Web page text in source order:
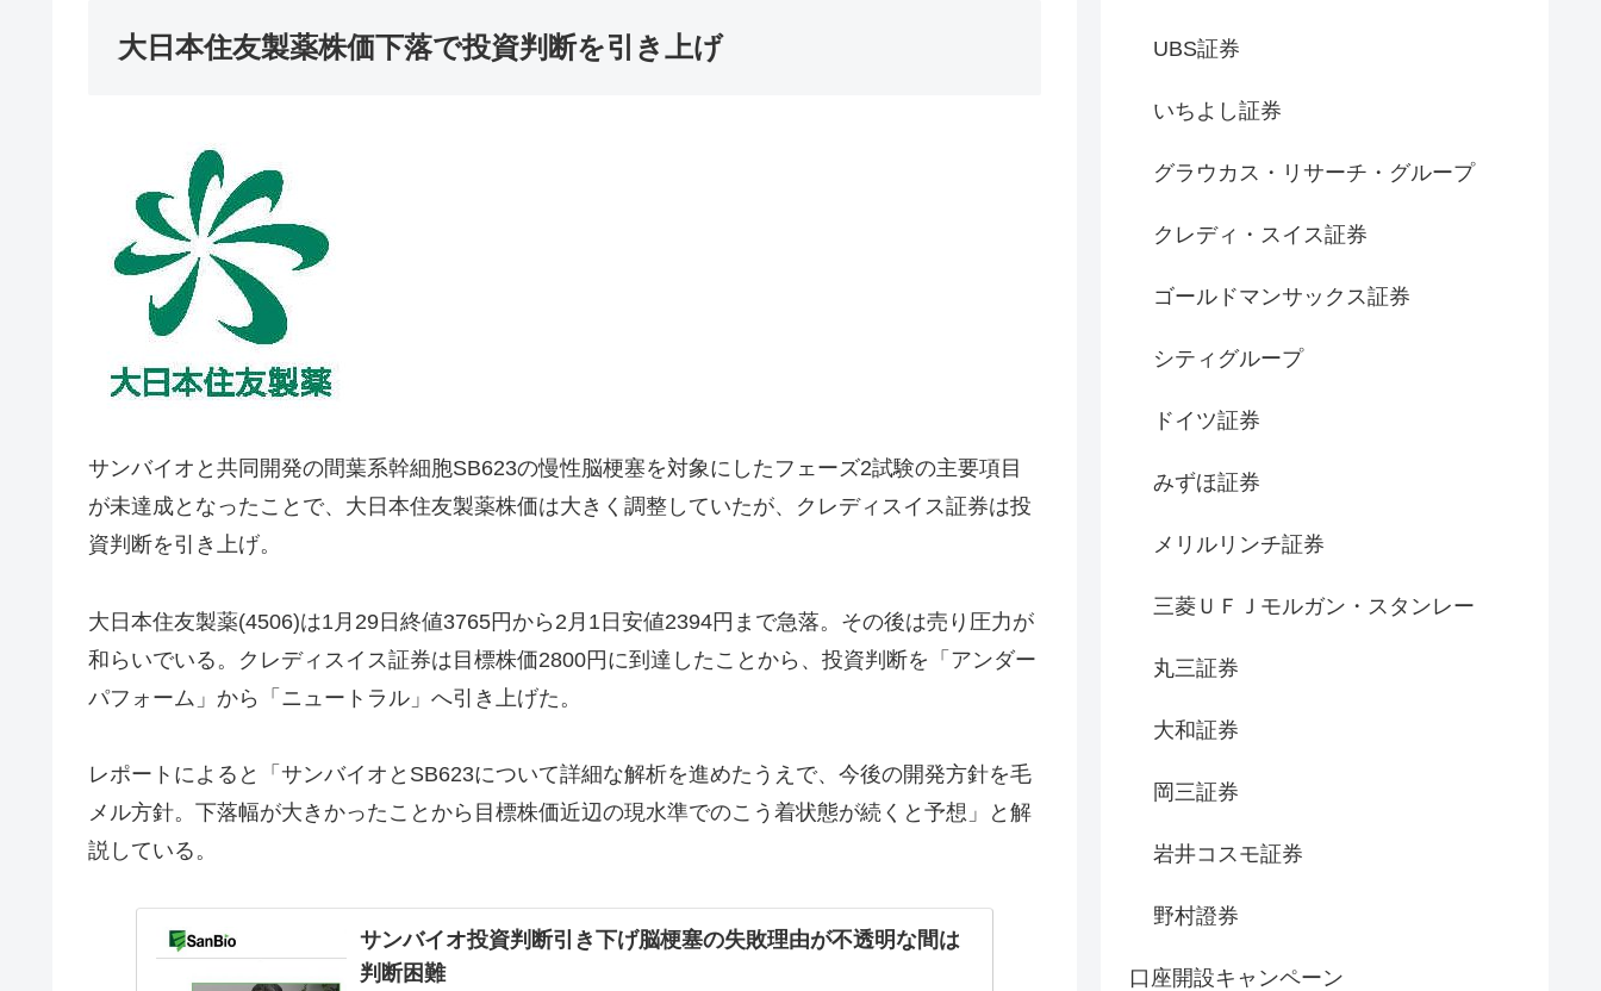
大日本住友製薬株価下落で投資判断を引き上げ
サンバイオと共同開発の間葉系幹細胞SB623の慢性脳梗塞を対象にしたフェーズ2試験の主要項目
が未達成となったことで、大日本住友製薬株価は大きく調整していたが、クレディスイス証券は投
資判断を引き上げ。
大日本住友製薬(4506)は1月29日終値3765円から2月1日安値2394円まで急落。その後は売り圧力が
和らいでいる。クレディスイス証券は目標株価2800円に到達したことから、投資判断を「アンダー
パフォーム」から「ニュートラル」へ引き上げた。
レポートによると「サンバイオとSB623について詳細な解析を進めたうえで、今後の開発方針を毛
メル方針。下落幅が大きかったことから目標株価近辺の現水準でのこう着状態が続くと予想」と解
説している。
サンバイオ投資判断引き下げ脳梗塞の失敗理由が不透明な間は
判断困難
UBS証券
いちよし証券
グラウカス・リサーチ・グループ
クレディ・スイス証券
ゴールドマンサックス証券
シティグループ
ドイツ証券
みずほ証券
メリルリンチ証券
三菱ＵＦＪモルガン・スタンレー
丸三証券
大和証券
岡三証券
岩井コスモ証券
野村證券
口座開設キャンペーン